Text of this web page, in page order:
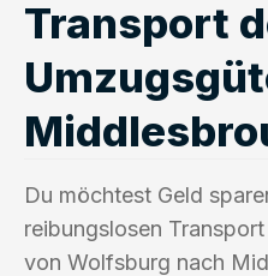
Transport
Du möchtest Geld
reibungslosen
von Wolfsburg nach